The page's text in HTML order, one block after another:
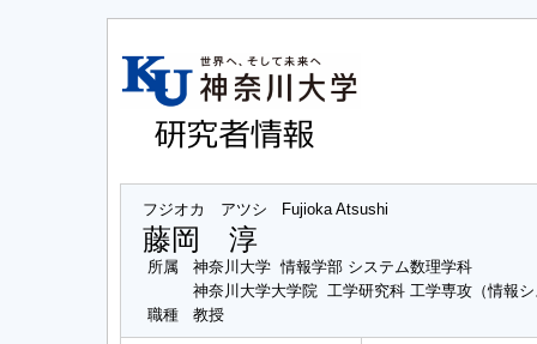
フジオカ アツシ Fujioka Atsushi
藤岡 淳
所属
神奈川大学 情報学部 システム数理学科
神奈川大学大学院 工学研究科 工学専攻（情報
職種
教授